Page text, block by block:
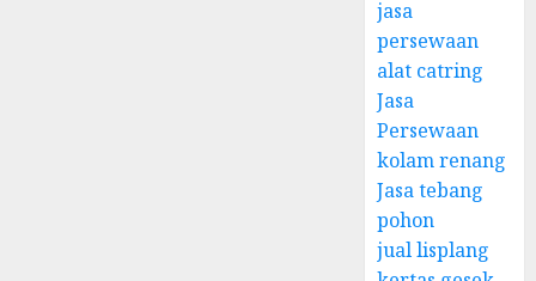
jasa
persewaan
alat catring
Jasa
Persewaan
kolam renang
Jasa tebang
pohon
jual lisplang